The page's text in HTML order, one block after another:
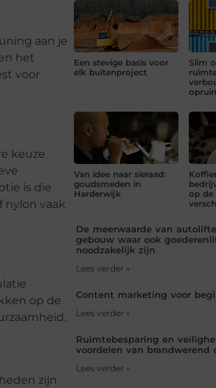
aan je
het
voor
keuze
is die
nylon vaak
op de
zijn
Een stevige basis voor
elk buitenproject
Slim
Van idee naar sieraad:
goudsmeden in
Harderwijk
op de
De meerwaarde van
gebouw waar ook
noodzakelijk zijn
Lees verder »
Content marketing voor
Lees verder »
Ruimtebesparing en
voordelen van brandwerend
Lees verder »